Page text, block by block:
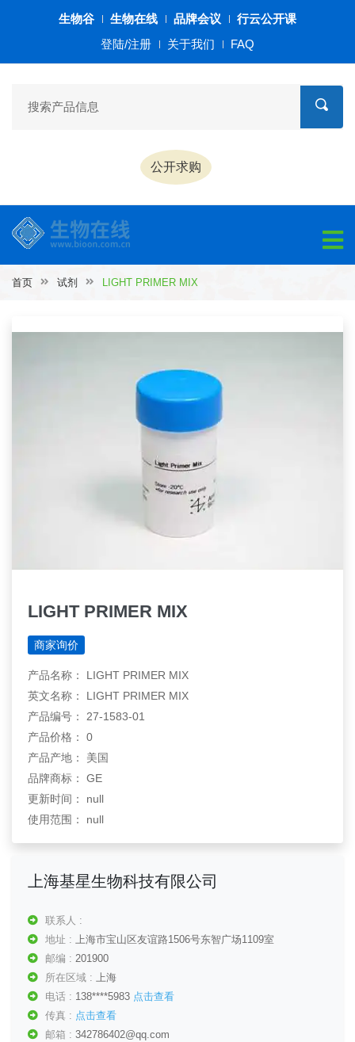
生物谷 生物在线 品牌会议
行云公开课
登陆/注册
关于我们 FAQ
公开求购
首页 试剂 LIGHT PRIMER MIX
LIGHT PRIMER MIX
商家询价
产品名称： LIGHT PRIMER MIX
英文名称： LIGHT PRIMER MIX
产品编号： 27-1583-01
产品价格： 0
产品产地： 美国
品牌商标： GE
更新时间： null
使用范围： null
上海基星生物科技有限公司
联系人 :
地址 : 上海市宝山区友谊路1506号东智广场1109室
邮编 : 201900
所在区域 : 上海
电话 : 138****5983 点击查看
传真 : 点击查看
邮箱 : 342786402@qq.com